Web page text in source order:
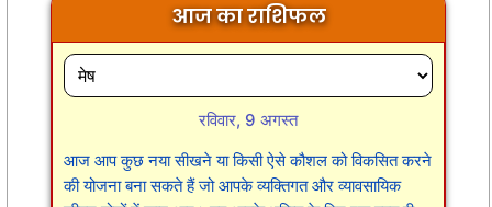
आज का राशिफल
रविवार, 9 अगस्त
आज आप कुछ नया सीखने या किसी ऐसे कौशल को विकसित करने
की योजना बना सकते हैं जो आपके व्यक्तिगत और व्यावसायिक